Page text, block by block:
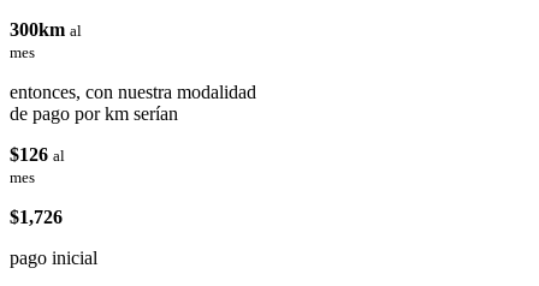
300km al
mes
entonces, con nuestra modalidad
de pago por km serían
$126 al
mes
$1,726
pago inicial